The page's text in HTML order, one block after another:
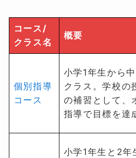
コース/
クラス名
概要
個別指導
コース
小学1年生から
クラス。学校の
の補習として、
指導で目標を達
小学1年生と2年